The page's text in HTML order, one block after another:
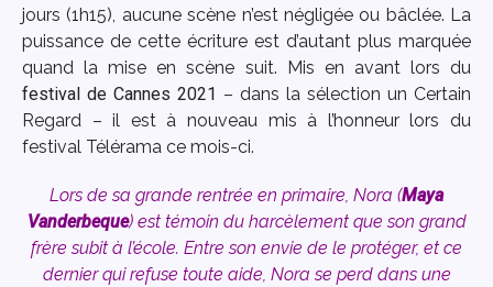
jours (1h15), aucune scène n’est négligée ou bâclée. La
puissance de cette écriture est d’autant plus marquée
quand la mise en scène suit. Mis en avant lors du
festival de Cannes 2021 – dans la sélection un Certain
Regard – il est à nouveau mis à l’honneur lors du
festival Télérama ce mois-ci.
Lors de sa grande rentrée en primaire, Nora (Maya
Vanderbeque) est témoin du harcèlement que son grand
frère subit à l’école. Entre son envie de le protéger, et ce
dernier qui refuse toute aide, Nora se perd dans une